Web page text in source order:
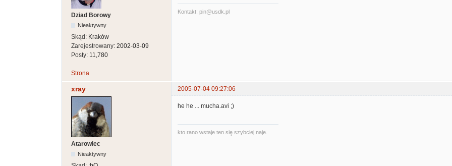
Dziad Borowy
Nieaktywny
Skąd: Kraków
Zarejestrowany: 2002-03-09
Posty: 11,780
Kontakt: pin@usdk.pl
Strona
xray 2005-07-04 09:27:06
Atarowiec
Nieaktywny
he he ... mucha.avi ;)
kto rano wstaje ten się szybciej naje.